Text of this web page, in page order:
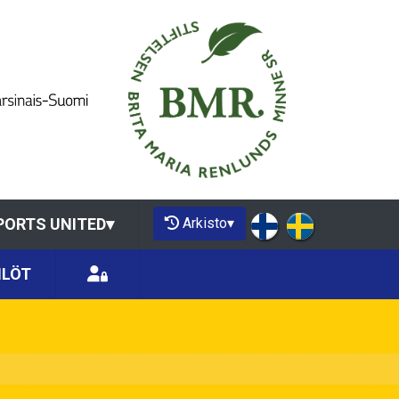
UNITED▾ Arkisto▾